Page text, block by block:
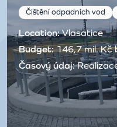
Čištění odpadních vod
Location:Vlasatice
Budget:146,7 mil. Kč
Časový údaj: